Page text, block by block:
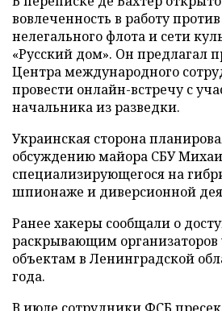
вовлеченность в работу
нелегального флота и сети
«Русский дом». Он предлагал
Центра международного
провести онлайн-встречу с
начальника из разведки.
Украинская сторона
обсуждению майора СБУ
специализирующегося на
шпионаже и диверсионной
Ранее хакеры сообщали о
раскрывающим организаторов
объектам в Ленинградской
года.